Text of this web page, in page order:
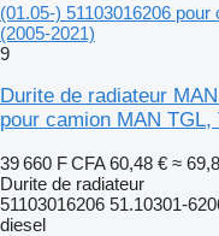
(01.05-) 51103016206
(2005-2021)
9
Durite de radiateur
pour camion MAN
39 660 F CFA 60,48 € ≈
Durite de radiateur
51103016206 51.10301-
diesel